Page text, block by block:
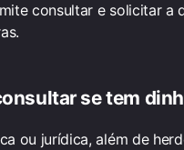
consultar e solicitar
se tem
ou jurídica, além de